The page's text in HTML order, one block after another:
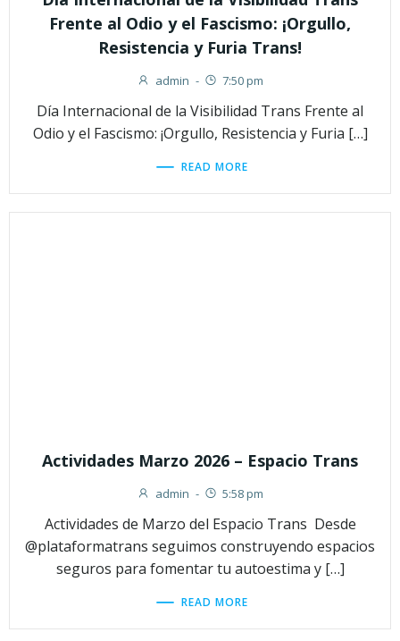
Frente al Odio y el Fascismo: ¡Orgullo,
Resistencia y Furia Trans!
admin - 7:50 pm
Día Internacional de la Visibilidad Trans Frente al
Odio y el Fascismo: ¡Orgullo, Resistencia y Furia […]
READ MORE
Actividades Marzo 2026 – Espacio Trans
admin - 5:58 pm
Actividades de Marzo del Espacio Trans Desde
@plataformatrans seguimos construyendo espacios
seguros para fomentar tu autoestima y […]
READ MORE